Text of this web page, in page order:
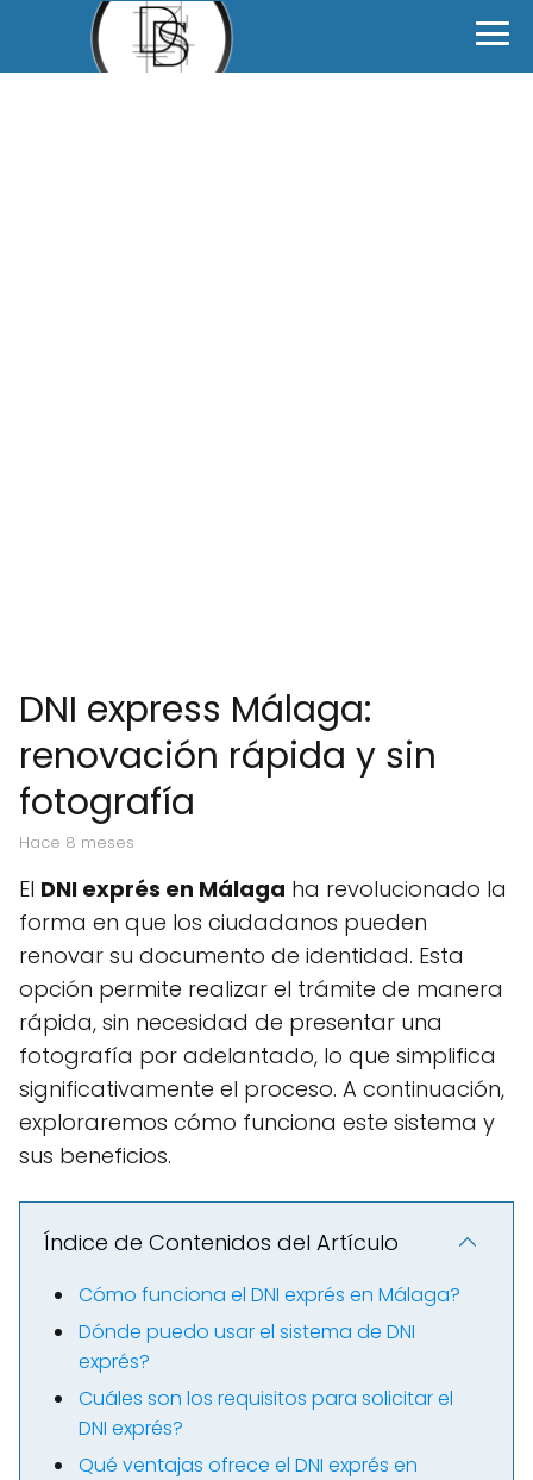
DNI express Málaga:
renovación rápida y sin
fotografía
hace 8 meses
El DNI exprés en Málaga ha revolucionado la
forma en que los ciudadanos pueden
renovar su documento de identidad. Esta
opción permite realizar el trámite de manera
rápida, sin necesidad de presentar una
fotografía por adelantado, lo que simplifica
significativamente el proceso. A continuación,
exploraremos cómo funciona este sistema y
sus beneficios.
Índice de Contenidos del Artículo
Cómo funciona el DNI exprés en Málaga?
Dónde puedo usar el sistema de DNI
exprés?
Cuáles son los requisitos para solicitar el
DNI exprés?
Qué ventajas ofrece el DNI exprés en